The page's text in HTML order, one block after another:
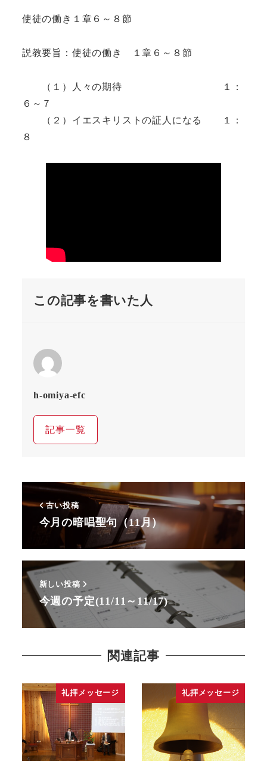
使徒の働き１章６～８節
説教要旨：使徒の働き １章６～８節
（１）人々の期待 １：
６～７
（２）イエスキリストの証人になる １：
８
この記事を書いた人
h-omiya-efc
記事一覧
古い投稿
今月の暗唱聖句（11月）
新しい投稿
今週の予定(11/11～11/17)
関連記事
礼拝メッセージ 礼拝メッセージ